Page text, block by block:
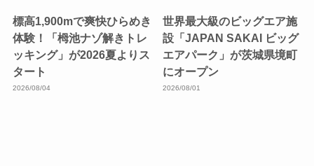
標高1,900mで爽快ひらめき
体験！「栂池ナゾ解きトレ
ッキング」が2026夏よりス
タート
2026/08/04
世界最大級のビッグエア施
設「JAPAN SAKAI ビッグ
エアパーク」が茨城県境町
にオープン
2026/08/01